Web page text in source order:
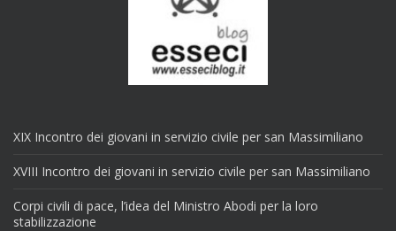
XIX Incontro dei giovani in servizio civile per san Massimiliano
XVIII Incontro dei giovani in servizio civile per san Massimiliano
Corpi civili di pace, l’idea del Ministro Abodi per la loro
stabilizzazione